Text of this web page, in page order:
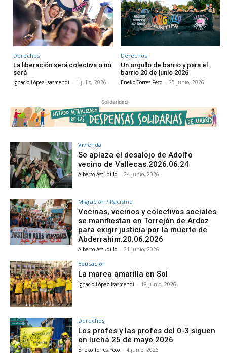
Derechos
La liberación será colectiva o no
será
Ignacio López Isasmendi - 1 julio, 2026
Derechos
Un orgullo de barrio y para el
barrio 20 de junio 2026
Eneko Torres Peco - 25 junio, 2026
- Solidaridad-
Vivienda
Se aplaza el desalojo de Adolfo
vecino de Vallecas.2026.06.24
Alberto Astudillo - 24 junio, 2026
Migración / Racismo
Vecinas, vecinos y colectivos sociales
se manifiestan en Torrejón de Ardoz
para exigir justicia por la muerte de
Abderrahim.20.06.2026
Alberto Astudillo - 21 junio, 2026
Educación
La marea amarilla en Sol
Ignacio López Isasmendi - 18 junio, 2026
Derechos
Los profes y las profes del 0-3 siguen
en lucha 25 de mayo 2026
Eneko Torres Peco - 4 junio, 2026